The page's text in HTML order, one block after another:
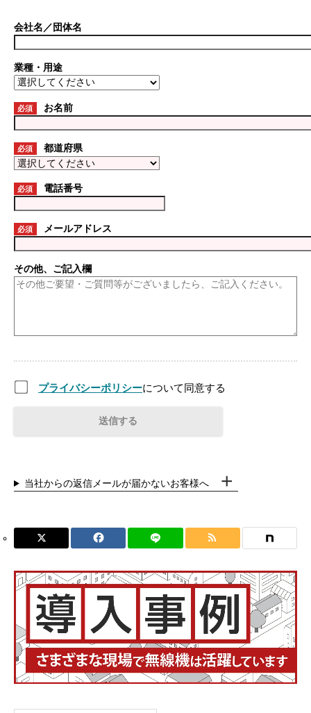
会社名／団体名
業種・用途
必須 お名前
必須 都道府県
必須 電話番号
必須 メールアドレス
その他、ご記入欄
プライバシーポリシーについて同意する
当社からの返信メールが届かないお客様へ